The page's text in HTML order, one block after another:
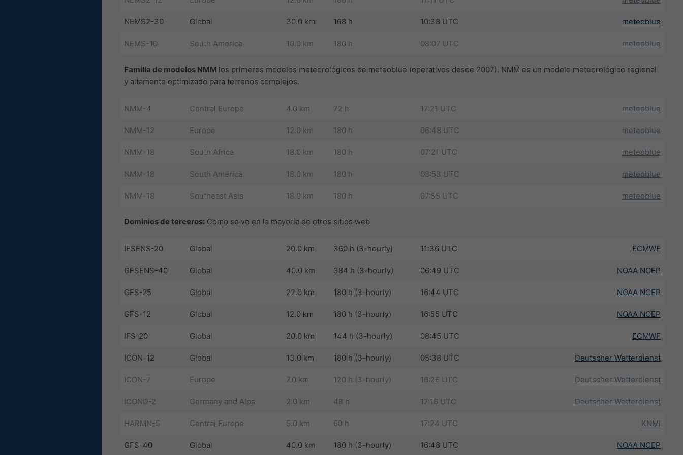
NEMS2-30 Global 30.0 km 168 h 10:38 UTC meteoblue
NEMS-10 South America 10.0 km 180 h 08:07 UTC meteoblue
Familia de modelos NMM los primeros modelos meteorológicos de meteoblue (operativos desde 2007). NMM es un modelo meteorológico regional
y altamente optimizado para terrenos complejos.
NMM-4 Central Europe 4.0 km 72 h 17:21 UTC meteoblue
NMM-12 Europe 12.0 km 180 h 06:48 UTC meteoblue
NMM-18 South Africa 18.0 km 180 h 07:21 UTC meteoblue
NMM-18 South America 18.0 km 180 h 08:53 UTC meteoblue
NMM-18 Southeast Asia 18.0 km 180 h 07:55 UTC meteoblue
Dominios de terceros: Como se ve en la mayoría de otros sitios web
IFSENS-20 Global 20.0 km 360 h (3-hourly) 11:36 UTC ECMWF
GFSENS-40 Global 40.0 km 384 h (3-hourly) 06:49 UTC NOAA NCEP
GFS-25 Global 22.0 km 180 h (3-hourly) 16:44 UTC NOAA NCEP
GFS-12 Global 12.0 km 180 h (3-hourly) 16:55 UTC NOAA NCEP
IFS-20 Global 20.0 km 144 h (3-hourly) 08:45 UTC ECMWF
ICON-12 Global 13.0 km 180 h (3-hourly) 05:38 UTC Deutscher Wetterdienst
ICON-7 Europe 7.0 km 120 h (3-hourly) 16:26 UTC Deutscher Wetterdienst
ICOND-2 Germany and Alps 2.0 km 48 h 17:16 UTC Deutscher Wetterdienst
HARMN-5 Central Europe 5.0 km 60 h 17:24 UTC KNMI
GFS-40 Global 40.0 km 180 h (3-hourly) 16:48 UTC NOAA NCEP